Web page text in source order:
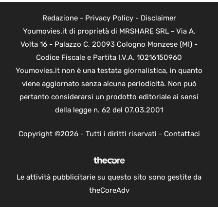
Redazione- Privacy Policy- Disclaimer
Youmovies.it di proprietà di MRSHARE SRL - Via A.
Volta 16 - Palazzo C, 20093 Cologno Monzese (MI) -
Codice Fiscale e Partita I.V.A. 10216150960
Youmovies.it non è una testata giornalistica, in quanto
viene aggiornato senza alcuna periodicità. Non può
pertanto considerarsi un prodotto editoriale ai sensi
della legge n. 62 del 07.03.2001
Copyright ©2026 - Tutti i diritti riservati - Contattaci
Le attività pubblicitarie su questo sito sono gestite da
theCoreAdv